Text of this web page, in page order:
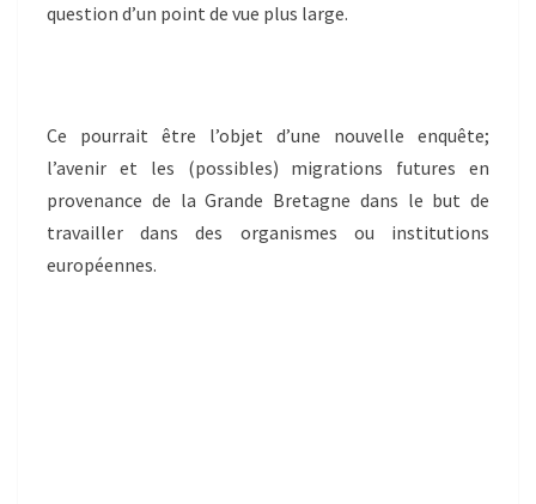
question d’un point de vue plus large.
Ce pourrait être l’objet d’une nouvelle enquête;
l’avenir et les (possibles) migrations futures en
provenance de la Grande Bretagne dans le but de
travailler dans des organismes ou institutions
européennes.